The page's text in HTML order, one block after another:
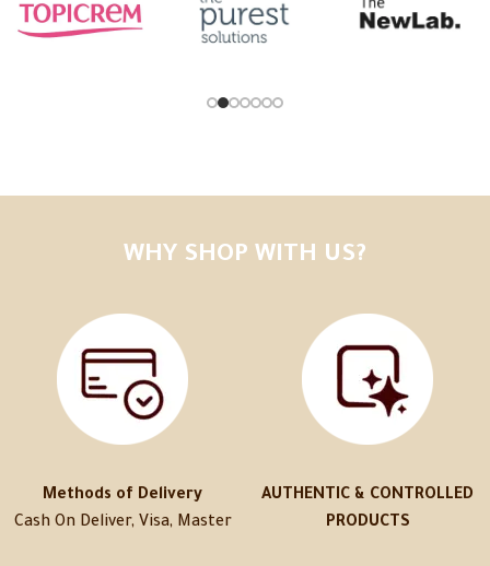
WHY SHOP WITH US?
Methods of Delivery
Cash On Deliver, Visa, Master
AUTHENTIC & CONTROLLED
PRODUCTS